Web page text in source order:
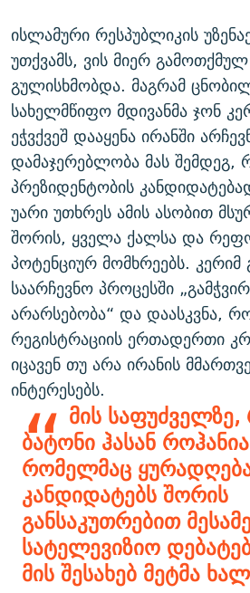
ისლამური რესპუბლიკის
უთქვამს, ვის მიერ
გულისხმობდა. მაგრამ
სახელმწიფო მდივანმა ჯონ
ეჭვქვეშ დააყენა ირანში
დამაჯერებლობა მას შემდეგ,
პრეზიდენტობის
უარი უთხრეს ამის ასობით
შორის, ყველა ქალსა და
პოტენციურ მომხრეებს. კერიმ
საარჩევნო პროცესში
არარსებობა“ და დაასკვნა,
რეგისტრაციის ერთადერთი
იცავენ თუ არა ირანის
ინტერესებს.
მის საფუძველზე,
ბატონი ჰასან
რომელმაც
კანდიდატებს შორის
განსაკუთრებით
სატელევიზიო
მის შესახებ მეტმა